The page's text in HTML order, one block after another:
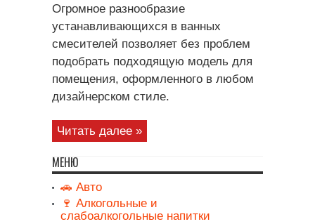
Огромное разнообразие
устанавливающихся в ванных
смесителей позволяет без проблем
подобрать подходящую модель для
помещения, оформленного в любом
дизайнерском стиле.
Читать далее »
МЕНЮ
🚗 Авто
🍷 Алкогольные и
слабоалкогольные напитки